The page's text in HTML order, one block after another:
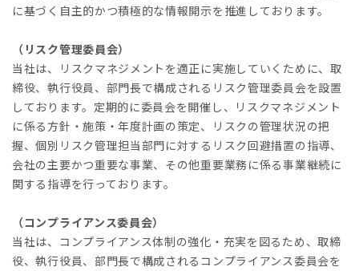
に基づく自主的かつ積極的な情報開示を推進しております。
（リスク管理委員会）
当社は、リスクマネジメントを適正に実施していくために、取
締役、執行役員、部門長で構成されるリスク管理委員会を設置
しております。定期的に委員会を開催し、リスクマネジメント
に係る方針・施策・年度計画の策定、リスクの管理状況の把
握、個別リスク管理担当部門に対するリスク回避措置の指導、
会社の主要かつ重要な事業、その他重要業務に係る事業継続に
関する指導を行っております。
（コンプライアンス委員会）
当社は、コンプライアンス体制の強化・充実を図るため、取締
役、執行役員、部門長で構成されるコンプライアンス委員会を